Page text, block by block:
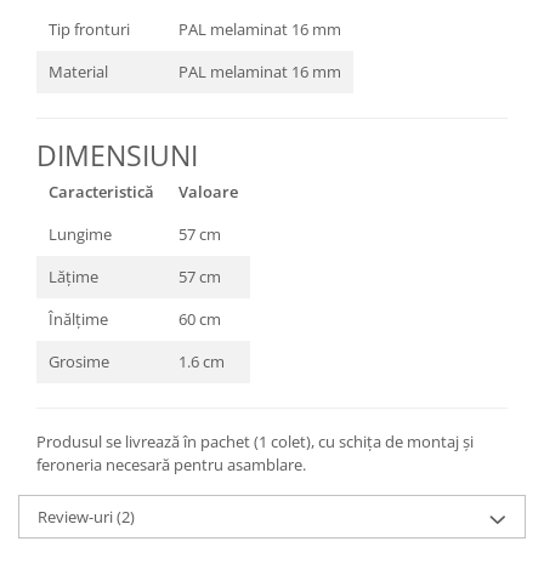
Tip fronturi
PAL melaminat 16 mm
Material
PAL melaminat 16 mm
DIMENSIUNI
Caracteristică
Valoare
Lungime
57 cm
Lățime
57 cm
Înălțime
60 cm
Grosime
1.6 cm
Produsul se livrează în pachet (1 colet), cu schița de montaj și
feroneria necesară pentru asamblare.
Review-uri(2)